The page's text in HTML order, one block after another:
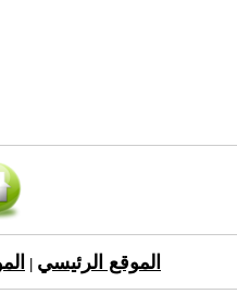
الموقع الرئيسي